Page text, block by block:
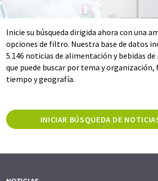
Inicie su búsqueda dirigida ahora con una
opciones de filtro. Nuestra base de datos
5.146 noticias de alimentación y bebidas de
que puede buscar por tema y
tiempo y geografía.
INICIAR BÚSQUEDA DE